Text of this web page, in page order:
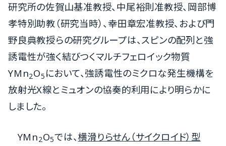
研究所の佐賀山基准教授、中尾裕則准教授、岡部博
孝特別助教（研究当時）、幸田章宏准教授、および門
野良典教授らの研究グループは、スピンの配列と強
誘電性が強く結びつくマルチフェロイック物質
YMn2O5 において、強誘電性のミクロな発生機構を
放射光X線とミュオンの協奏的利用により明らかに
しました。
YMn2O5では、 横滑りらせん（サイクロイド）型